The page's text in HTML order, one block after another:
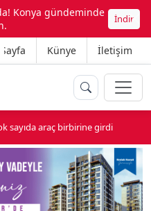
Konya gündeminde
İndir
Sayfa Künye İletişim
sayıda araç birbirine girdi